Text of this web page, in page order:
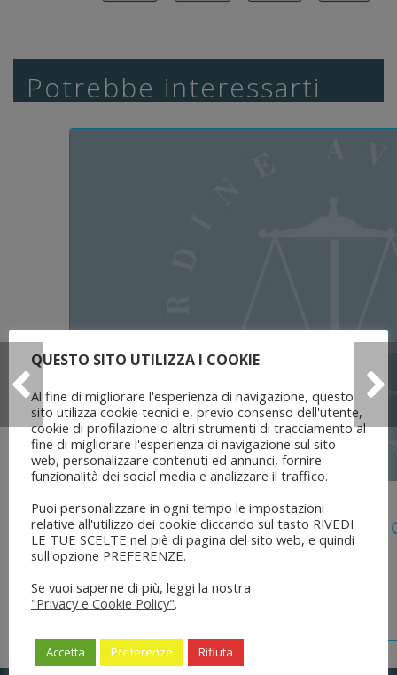
Potrebbe interessarti
5 Agosto 2026
Legge 28 Luglio 2026 N. 137 “delega
Dell’ordinamento Forense”
QUESTO SITO UTILIZZA I COOKIE
Al fine di migliorare l'esperienza di navigazione, questo
sito utilizza cookie tecnici e, previo consenso dell'utente,
cookie di profilazione o altri strumenti di tracciamento al
fine di migliorare l'esperienza di navigazione sul sito
web, personalizzare contenuti ed annunci, fornire
funzionalità dei social media e analizzare il traffico.
Puoi personalizzare in ogni tempo le impostazioni
relative all'utilizzo dei cookie cliccando sul tasto RIVEDI
LE TUE SCELTE nel piè di pagina del sito web, e quindi
sull'opzione PREFERENZE.
Se vuoi saperne di più, leggi la nostra
"Privacy e Cookie Policy".
Accetta Preferenze Rifiuta